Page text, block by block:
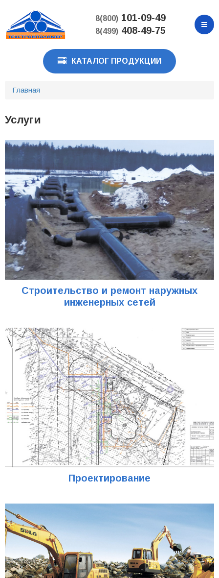
основному
содержанию
8(800)101-09-49
8(499)408-49-75
КАТАЛОГ ПРОДУКЦИИ
Главная
Услуги
Строительство и ремонт наружных
инженерных сетей
Проектирование